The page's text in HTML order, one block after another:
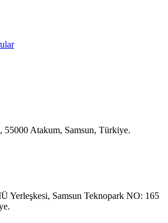
55000 Atakum, Samsun, Türkiye.
Yerleşkesi, Samsun Teknopark NO: 165